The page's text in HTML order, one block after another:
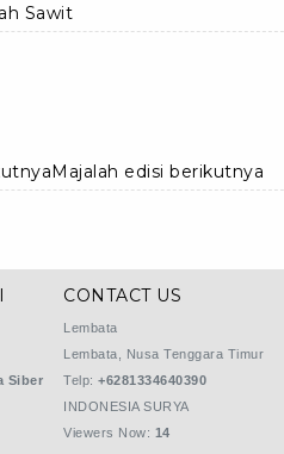
Sawit
edisi berikutnya
Siber
CONTACT US
Lembata
Lembata, Nusa Tenggara Timur
Telp: +6281334640390
INDONESIA SURYA
Viewers Now: 14